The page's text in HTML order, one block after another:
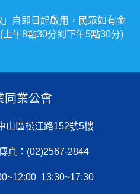
自即日起啟用，民眾如有金
午8點30分到下午5點30分)
同業公會
山區松江路152號5樓
：(02)2567-2844
13:30~17:30